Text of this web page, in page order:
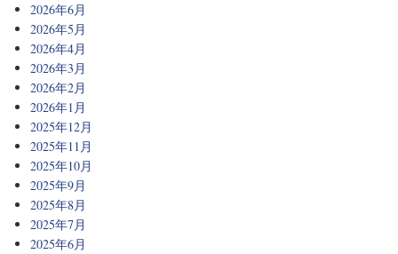
2026年6月
2026年5月
2026年4月
2026年3月
2026年2月
2026年1月
2025年12月
2025年11月
2025年10月
2025年9月
2025年8月
2025年7月
2025年6月